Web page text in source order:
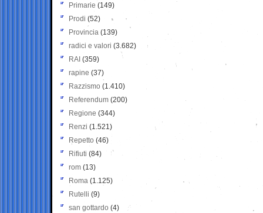
Primarie (149)
Prodi (52)
Provincia (139)
radici e valori (3.682)
RAI (359)
rapine (37)
Razzismo (1.410)
Referendum (200)
Regione (344)
Renzi (1.521)
Repetto (46)
Rifiuti (84)
rom (13)
Roma (1.125)
Rutelli (9)
san gottardo (4)